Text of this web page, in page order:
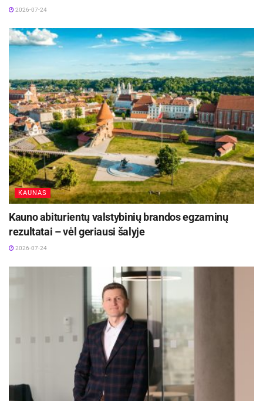
2026-07-24
KAUNAS
Kauno abiturientų valstybinių brandos egzaminų
rezultatai – vėl geriausi šalyje
2026-07-24